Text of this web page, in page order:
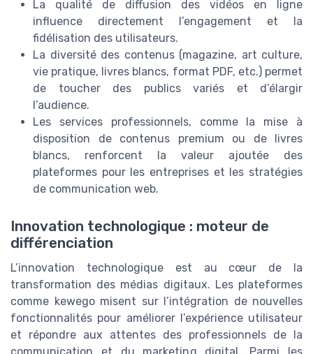
La qualité de diffusion des vidéos en ligne
influence directement l’engagement et la
fidélisation des utilisateurs.
La diversité des contenus (magazine, art culture,
vie pratique, livres blancs, format PDF, etc.) permet
de toucher des publics variés et d’élargir
l’audience.
Les services professionnels, comme la mise à
disposition de contenus premium ou de livres
blancs, renforcent la valeur ajoutée des
plateformes pour les entreprises et les stratégies
de communication web.
Innovation technologique : moteur de
différenciation
L’innovation technologique est au cœur de la
transformation des médias digitaux. Les plateformes
comme kewego misent sur l’intégration de nouvelles
fonctionnalités pour améliorer l’expérience utilisateur
et répondre aux attentes des professionnels de la